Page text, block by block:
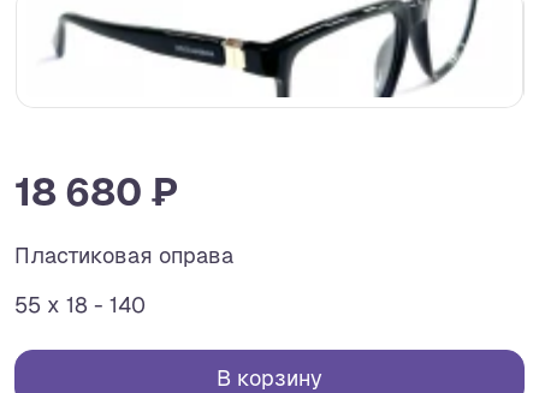
18 680 ₽
Пластиковая оправа
55 x 18 - 140
В корзину